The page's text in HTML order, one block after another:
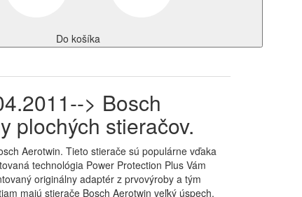
Do košíka
> Bosch
plochých stieračov.
Aerotwin. Tieto stierače sú populárne vďaka
technológia Power Protection Plus Vám
originálny adaptér z prvovýroby a tým
majú stierače Bosch Aerotwin veľký úspech.